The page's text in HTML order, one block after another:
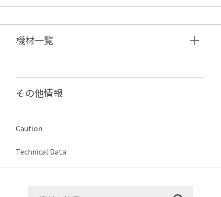
機材⼀覧
その他情報
Caution
Technical Data